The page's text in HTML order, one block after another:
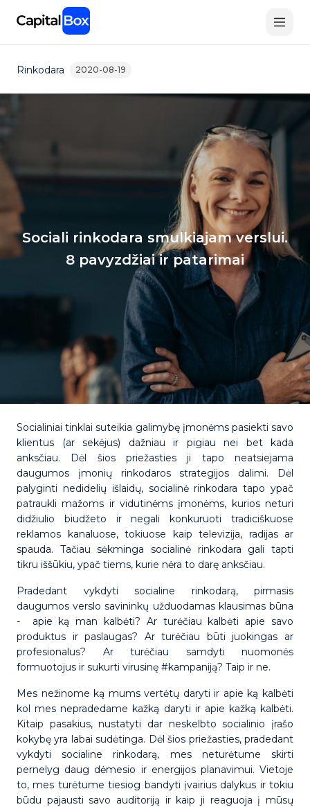
content
Rinkodara 2020-08-19
Sociali rinkodara smulkiajam verslui.
8 pavyzdžiai ir patarimai
Socialiniai tinklai suteikia galimybę įmonėms pasiekti savo
klientus (ar sekėjus) dažniau ir pigiau nei bet kada
anksčiau. Dėl šios priežasties ji tapo neatsiejama
daugumos įmonių rinkodaros strategijos dalimi. Dėl
palyginti nedidelių išlaidų, socialinė rinkodara tapo ypač
patraukli mažoms ir vidutinėms įmonėms, kurios neturi
didžiulio biudžeto ir negali konkuruoti tradiciškuose
reklamos kanaluose, tokiuose kaip televizija, radijas ar
spauda. Tačiau sėkminga socialinė rinkodara gali tapti
tikru iššūkiu, ypač tiems, kurie nėra to darę anksčiau.
Pradedant vykdyti socialine rinkodarą, pirmasis
daugumos verslo savininkų užduodamas klausimas būna
- apie ką man kalbėti? Ar turėčiau kalbėti apie savo
produktus ir paslaugas? Ar turėčiau būti juokingas ar
profesionalus? Ar turėčiau samdyti nuomonės
formuotojus ir sukurti virusinę #kampaniją? Taip ir ne.
Mes nežinome ką mums vertėtų daryti ir apie ką kalbėti
kol mes nepradedame kažką daryti ir apie kažką kalbėti.
Kitaip pasakius, nustatyti dar neskelbto socialinio įrašo
kokybę yra labai sudėtinga. Dėl šios priežasties, pradedant
vykdyti socialine rinkodarą, mes neturėtume skirti
pernelyg daug dėmesio ir energijos planavimui. Vietoje
to, mes turėtume tiesiog bandyti įvairius dalykus ir tokiu
būdu pajausti savo auditoriją ir kaip ji reaguoja į mūsų